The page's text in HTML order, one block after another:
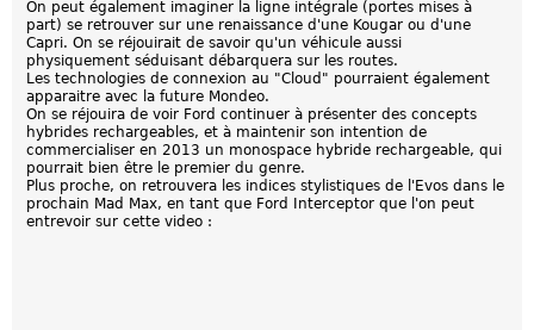
On peut également imaginer la ligne intégrale (portes mises à
part) se retrouver sur une renaissance d'une Kougar ou d'une
Capri. On se réjouirait de savoir qu'un véhicule aussi
physiquement séduisant débarquera sur les routes.
Les technologies de connexion au "Cloud" pourraient également
apparaitre avec la future Mondeo.
On se réjouira de voir Ford continuer à présenter des concepts
hybrides rechargeables, et à maintenir son intention de
commercialiser en 2013 un monospace hybride rechargeable, qui
pourrait bien être le premier du genre.
Plus proche, on retrouvera les indices stylistiques de l'Evos dans le
prochain Mad Max, en tant que Ford Interceptor que l'on peut
entrevoir sur cette video :